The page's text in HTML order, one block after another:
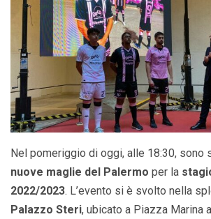
Nel pomeriggio di oggi, alle 18:30, sono
nuove maglie del Palermo per la
2022/2023. L’evento si è svolto nella
Palazzo Steri, ubicato a Piazza Marina